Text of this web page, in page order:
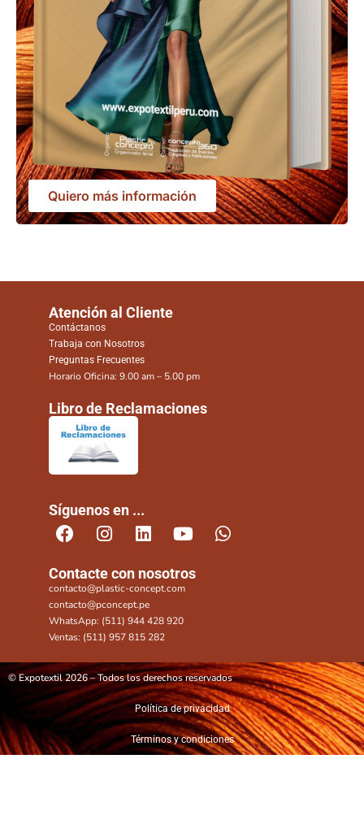
Quiero más información
Atención al Cliente
Contáctanos
Trabaja con Nosotros
Preguntas Frecuentes
Horario Oficina: 9.00 am – 5.00 pm
Libro de Reclamaciones
Síguenos en ...
Contacte con nosotros
contacto@plastic-concept.com
contacto@pconcept.pe
WhatsApp: (511) 944 428 920
Ventas: (511) 957 815 282
© Expotextil 2026 – Todos los derechos reservados
Política de privacidad
Términos y condiciones